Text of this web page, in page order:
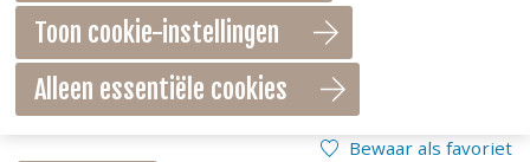
Bewaar als favoriet
Toon cookie-instellingen
Alleen essentiële cookies